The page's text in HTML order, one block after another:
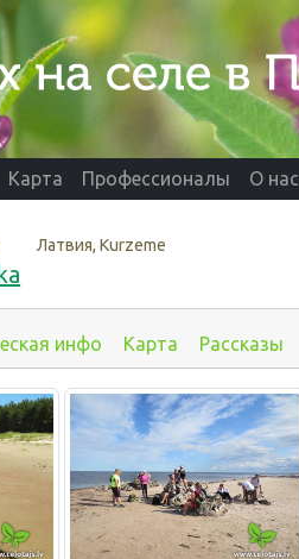
Карта Профессионалы О нас
Латвия, Kurzeme
инфо Карта Рассказы